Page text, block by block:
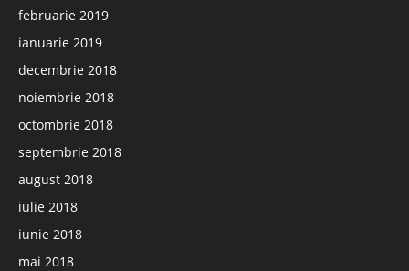
februarie 2019
ianuarie 2019
decembrie 2018
noiembrie 2018
octombrie 2018
septembrie 2018
august 2018
iulie 2018
iunie 2018
mai 2018